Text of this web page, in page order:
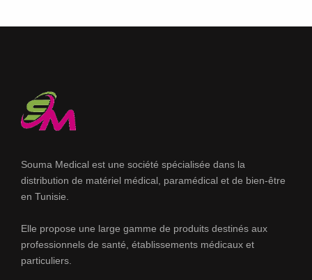
Souma Medical est une société spécialisée dans la
distribution de matériel médical, paramédical et de bien-être
en Tunisie.
Elle propose une large gamme de produits destinés aux
professionnels de santé, établissements médicaux et
particuliers.